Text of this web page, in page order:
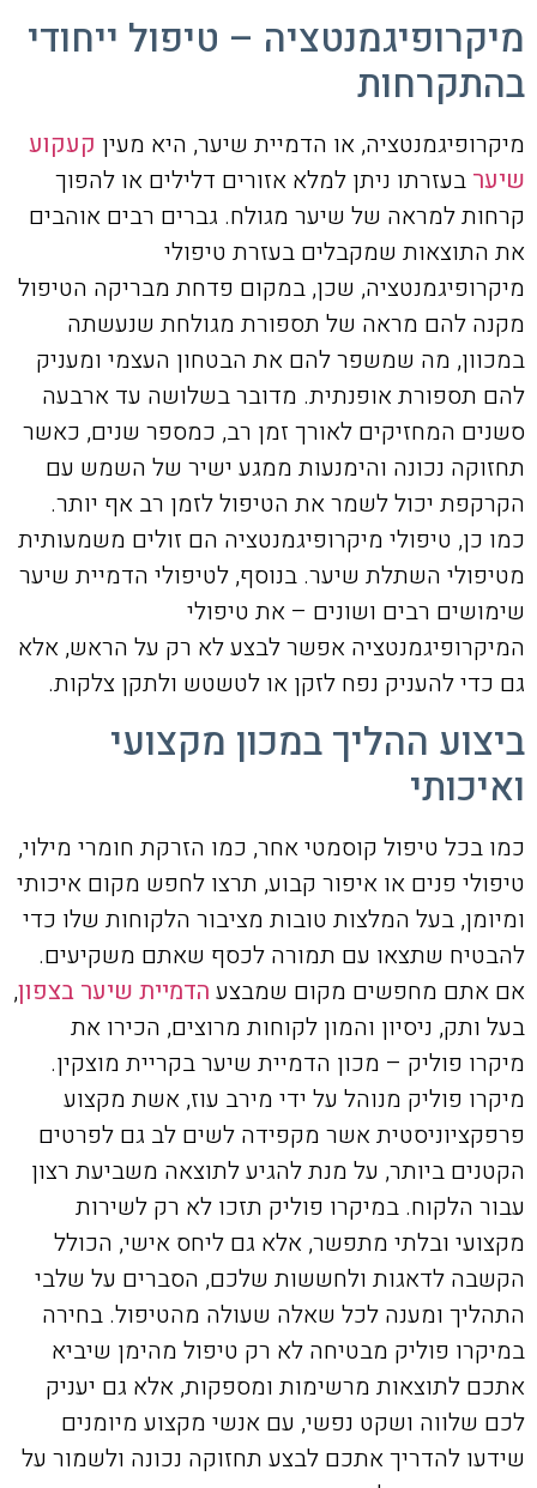
מיקרופיגמנטציה – טיפול ייחודי
בהתקרחות
מיקרופיגמנטציה, או הדמיית שיער, היא מעין קעקוע
שיער בעזרתו ניתן למלא אזורים דלילים או להפוך
קרחות למראה של שיער מגולח. גברים רבים אוהבים
את התוצאות שמקבלים בעזרת טיפולי
מיקרופיגמנטציה, שכן, במקום פדחת מבריקה הטיפול
מקנה להם מראה של תספורת מגולחת שנעשתה
במכוון, מה שמשפר להם את הבטחון העצמי ומעניק
להם תספורת אופנתית. מדובר בשלושה עד ארבעה
סשנים המחזיקים לאורך זמן רב, כמספר שנים, כאשר
תחזוקה נכונה והימנעות ממגע ישיר של השמש עם
הקרקפת יכול לשמר את הטיפול לזמן רב אף יותר.
כמו כן, טיפולי מיקרופיגמנטציה הם זולים משמעותית
מטיפולי השתלת שיער. בנוסף, לטיפולי הדמיית שיער
שימושים רבים ושונים – את טיפולי
המיקרופיגמנטציה אפשר לבצע לא רק על הראש, אלא
גם כדי להעניק נפח לזקן או לטשטש ולתקן צלקות.
ביצוע ההליך במכון מקצועי
ואיכותי
כמו בכל טיפול קוסמטי אחר, כמו הזרקת חומרי מילוי,
טיפולי פנים או איפור קבוע, תרצו לחפש מקום איכותי
ומיומן, בעל המלצות טובות מציבור הלקוחות שלו כדי
להבטיח שתצאו עם תמורה לכסף שאתם משקיעים.
אם אתם מחפשים מקום שמבצע הדמיית שיער בצפון,
בעל ותק, ניסיון והמון לקוחות מרוצים, הכירו את
מיקרו פוליק – מכון הדמיית שיער בקריית מוצקין.
מיקרו פוליק מנוהל על ידי מירב עוז, אשת מקצוע
פרפקציוניסטית אשר מקפידה לשים לב גם לפרטים
הקטנים ביותר, על מנת להגיע לתוצאה משביעת רצון
עבור הלקוח. במיקרו פוליק תזכו לא רק לשירות
מקצועי ובלתי מתפשר, אלא גם ליחס אישי, הכולל
הקשבה לדאגות ולחששות שלכם, הסברים על שלבי
התהליך ומענה לכל שאלה שעולה מהטיפול. בחירה
במיקרו פוליק מבטיחה לא רק טיפול מהימן שיביא
אתכם לתוצאות מרשימות ומספקות, אלא גם יעניק
לכם שלווה ושקט נפשי, עם אנשי מקצוע מיומנים
שידעו להדריך אתכם לבצע תחזוקה נכונה ולשמור על